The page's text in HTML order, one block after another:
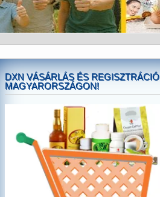
DXN VÁSÁRLÁS ÉS REGISZTRÁCIÓ
MAGYARORSZÁGON!